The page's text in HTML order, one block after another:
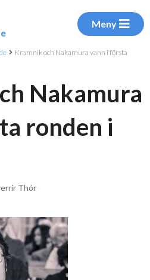
Meny
Kramnik och Nakamura vann i första
Nakamura
ronden i
Thór